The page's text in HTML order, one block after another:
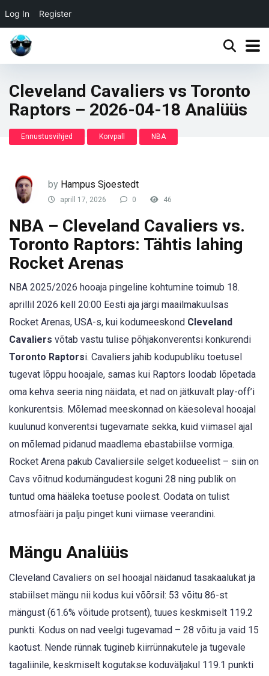
Log In Register
Cleveland Cavaliers vs Toronto
Raptors – 2026-04-18 Analüüs
Ennustusvihjed Korvpall NBA
by Hampus Sjoestedt
aprill 17, 2026 0 46
NBA – Cleveland Cavaliers vs.
Toronto Raptors: Tähtis lahing
Rocket Arenas
NBA 2025/2026 hooaja pingeline kohtumine toimub 18.
aprillil 2026 kell 20:00 Eesti aja järgi maailmakuulsas
Rocket Arenas, USA-s, kui kodumeeskond Cleveland
Cavaliers võtab vastu tulise põhjakonverentsi konkurendi
Toronto Raptorsi. Cavaliers jahib kodupubliku toetusel
tugevat lõppu hooajale, samas kui Raptors loodab lõpetada
oma kehva seeria ning näidata, et nad on jätkuvalt play-off’i
konkurentsis. Mõlemad meeskonnad on käesoleval hooajal
kuulunud konverentsi tugevamate sekka, kuid viimasel ajal
on mõlemad pidanud maadlema ebastabiilse vormiga.
Rocket Arena pakub Cavaliersile selget kodueelist – siin on
Cavs võitnud kodumängudest koguni 28 ning publik on
tuntud oma hääleka toetuse poolest. Oodata on tulist
atmosfääri ja palju pinget kuni viimase veerandini.
Mängu Analüüs
Cleveland Cavaliers on sel hooajal näidanud tasakaalukat ja
stabiilset mängu nii kodus kui võõrsil: 53 võitu 86-st
mängust (61.6% võitude protsent), tuues keskmiselt 119.2
punkti. Kodus on nad veelgi tugevamad – 28 võitu ja vaid 15
kaotust. Nende rünnak tugineb kiirrünnakutele ja tugevale
tagaliinile, keskmiselt kogutakse koduväljakul 119.1 punkti